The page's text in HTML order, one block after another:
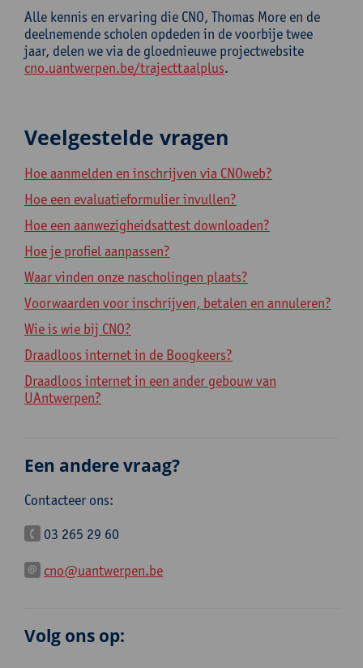
Alle kennis en ervaring die CNO, Thomas More en de
deelnemende scholen opdeden in de voorbije twee
jaar, delen we via de gloednieuwe projectwebsite
cno.uantwerpen.be/trajecttaalplus.
Veelgestelde vragen
Hoe aanmelden en inschrijven via CNOweb?
Hoe een evaluatieformulier invullen?
Hoe een aanwezigheidsattest downloaden?
Hoe je profiel aanpassen?
Waar vinden onze nascholingen plaats?
Voorwaarden voor inschrijven, betalen en annuleren?
Wie is wie bij CNO?
Draadloos internet in de Boogkeers?
Draadloos internet in een ander gebouw van
UAntwerpen?
Een andere vraag?
Contacteer ons:
03 265 29 60
cno@uantwerpen.be
Volg ons op: